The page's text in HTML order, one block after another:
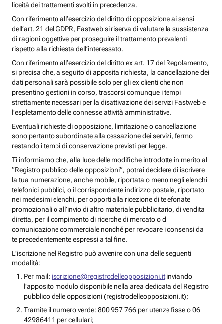
liceità dei trattamenti svolti in precedenza.
Con riferimento all’esercizio del diritto di opposizione ai sensi
dell’art. 21 del GDPR, Fastweb si riserva di valutare la sussistenza
di ragioni oggettive per proseguire il trattamento prevalenti
rispetto alla richiesta dell’interessato.
Con riferimento all’esercizio del diritto ex art. 17 del Regolamento,
si precisa che, a seguito di apposita richiesta, la cancellazione dei
dati personali sarà possibile solo per gli ex clienti che non
presentino gestioni in corso, trascorsi comunque i tempi
strettamente necessari per la disattivazione dei servizi Fastweb e
l’espletamento delle connesse attività amministrative.
Eventuali richieste di opposizione, limitazione o cancellazione
sono pertanto subordinate alla cessazione dei servizi, fermo
restando i tempi di conservazione previsti per legge.
Ti informiamo che, alla luce delle modifiche introdotte in merito al
“Registro pubblico delle opposizioni”, potrai decidere di iscrivere
la tua numerazione, anche mobile, riportata o meno negli elenchi
telefonici pubblici, o il corrispondente indirizzo postale, riportato
nei medesimi elenchi, per opporti alla ricezione di telefonate
promozionali o all’invio di altro materiale pubblicitario, di vendita
diretta, per il compimento di ricerche di mercato o di
comunicazione commerciale nonché per revocare i consensi da
te precedentemente espressi a tal fine.
L’iscrizione nel Registro può avvenire con una delle seguenti
modalità:
Per mail: iscrizione@registrodelleopposizioni.it inviando
l’apposito modulo disponibile nella area dedicata del Registro
pubblico delle opposizioni (registrodelleopposizioni.it);
Tramite il numero verde: 800 957 766 per utenze fisse o 06
42986411 per cellulari;